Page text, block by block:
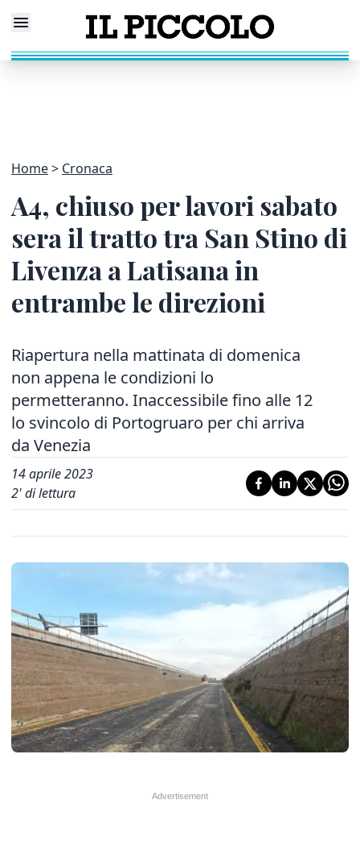
Home Cronaca
A4, chiuso per lavori sabato
sera il tratto tra San Stino di
Livenza a Latisana in
entrambe le direzioni
Riapertura nella mattinata di domenica
non appena le condizioni lo
permetteranno. Inaccessibile fino alle 12
lo svincolo di Portogruaro per chi arriva
da Venezia
14 aprile 2023
2' di lettura